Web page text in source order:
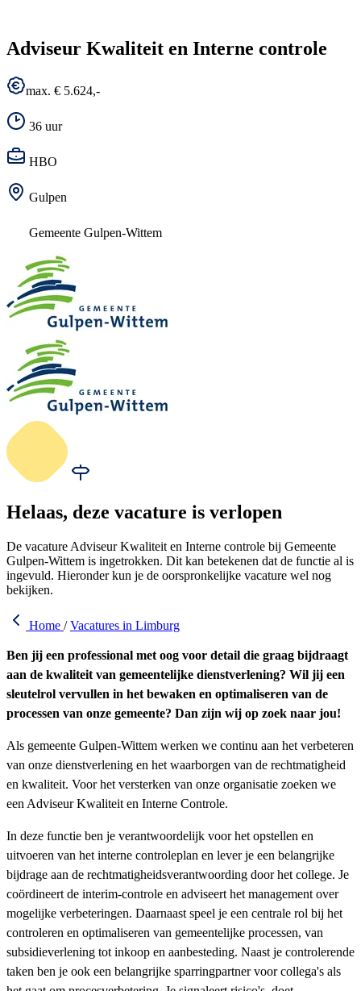
Adviseur Kwaliteit en Interne controle
max. € 5.624,-
36 uur
HBO
Gulpen
Gemeente Gulpen-Wittem
Helaas, deze vacature is verlopen
De vacature Adviseur Kwaliteit en Interne controle bij Gemeente
Gulpen-Wittem is ingetrokken. Dit kan betekenen dat de functie al is
ingevuld. Hieronder kun je de oorspronkelijke vacature wel nog
bekijken.
Home / Vacatures in Limburg
Ben jij een professional met oog voor detail die graag bijdraagt
aan de kwaliteit van gemeentelijke dienstverlening? Wil jij een
sleutelrol vervullen in het bewaken en optimaliseren van de
processen van onze gemeente? Dan zijn wij op zoek naar jou!
Als gemeente Gulpen-Wittem werken we continu aan het verbeteren
van onze dienstverlening en het waarborgen van de rechtmatigheid
en kwaliteit. Voor het versterken van onze organisatie zoeken we
een Adviseur Kwaliteit en Interne Controle.
In deze functie ben je verantwoordelijk voor het opstellen en
uitvoeren van het interne controleplan en lever je een belangrijke
bijdrage aan de rechtmatigheidsverantwoording door het college. Je
coördineert de interim-controle en adviseert het management over
mogelijke verbeteringen. Daarnaast speel je een centrale rol bij het
controleren en optimaliseren van gemeentelijke processen, van
subsidieverlening tot inkoop en aanbesteding. Naast je controlerende
taken ben je ook een belangrijke sparringpartner voor collega's als